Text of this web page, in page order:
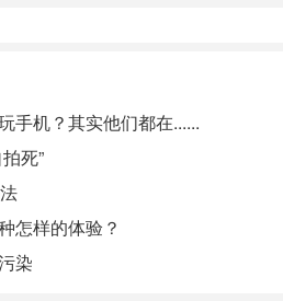
细致得观察，对其特性最为
它自带的动物特性，所以德
彩、中性意义的习语，譬
beißen nicht.
手机？其实他们都在......
死”
怎样的体验？
染